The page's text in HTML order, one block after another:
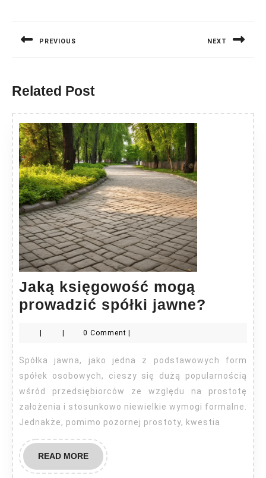
PREVIOUS NEXT
Related Post
Jaką księgowość mogą
prowadzić spółki jawne?
spółki
jawne?
0 Comment
Spółka jawna, jako jedna z podstawowych form
spółek osobowych, cieszy się dużą popularnością
wśród przedsiębiorców ze względu na prostotę
założenia i stosunkowo niewielkie wymogi formalne.
Jednakże, pomimo pozornej prostoty, kwestia
READ MOREREAD
MORE